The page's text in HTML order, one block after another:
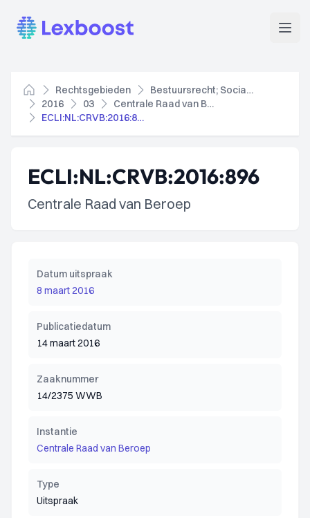
Lexboost
Home
Rechtsgebieden
Bestuursrecht; Socialezekerheidsrecht
2016
03
Centrale Raad van Beroep
ECLI:NL:CRVB:2016:896
ECLI:NL:CRVB:2016:896
Centrale Raad van Beroep
Datum uitspraak
8 maart 2016
Publicatiedatum
14 maart 2016
Zaaknummer
14/2375 WWB
Instantie
Centrale Raad van Beroep
Type
Uitspraak